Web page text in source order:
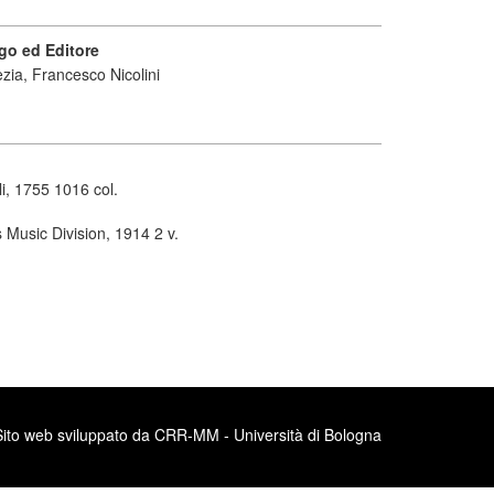
ed Editore
Francesco Nicolini
1755 1016 col.
Division, 1914 2 v.
web sviluppato da CRR-MM - Università di Bologna